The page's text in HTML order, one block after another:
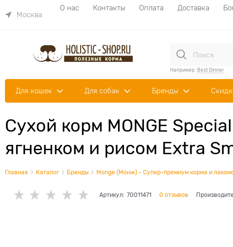
Москва
О нас Контакты Оплата Доставка
Например: Best Dinner
Для кошек Для собак Бренды
Сухой корм MONGE
ягненком и рисом Extra
Главная Каталог Бренды Monge (Монж) - Супер-премиум корма и
Артикул: 70011471 0 отзывов